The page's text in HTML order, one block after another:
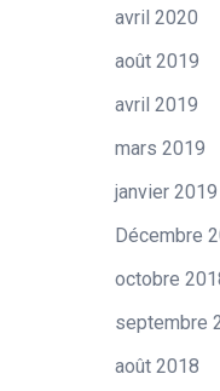
avril 2020
août 2019
avril 2019
mars 2019
janvier 2019
Décembre
octobre
septembre
août 2018